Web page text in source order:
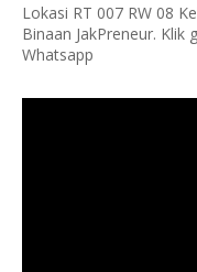
Lokasi RT 007 RW 08
Binaan JakPreneur. Klik
Whatsapp